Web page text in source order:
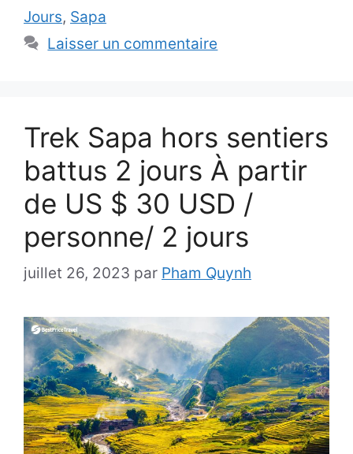
Jours, Sapa
Laisser un commentaire
Trek Sapa hors sentiers
battus 2 jours À partir
de US $ 30 USD /
personne/ 2 jours
juillet 26, 2023 par Pham Quynh